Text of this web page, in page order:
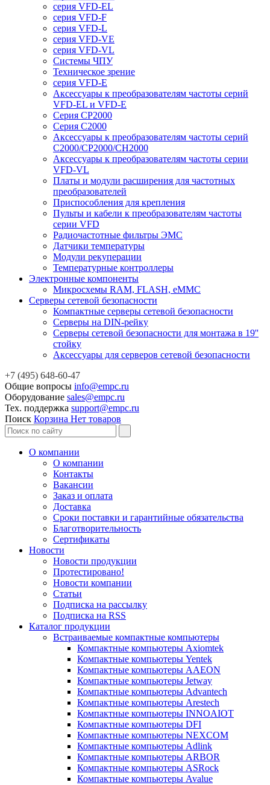
серия VFD-EL
серия VFD-F
серия VFD-L
серия VFD-VE
серия VFD-VL
Системы ЧПУ
Техническое зрение
серия VFD-E
Аксессуары к преобразователям частоты серий
VFD-EL и VFD-E
Серия CP2000
Серия C2000
Аксессуары к преобразователям частоты серий
С2000/CP2000/CH2000
Аксессуары к преобразователям частоты серии
VFD-VL
Платы и модули расширения для частотных
преобразователей
Приспособления для крепления
Пульты и кабели к преобразователям частоты
серии VFD
Радиочастотные фильтры ЭМС
Датчики температуры
Модули рекуперации
Температурные контроллеры
Электронные компоненты
Микросхемы RAM, FLASH, eMMC
Серверы сетевой безопасности
Компактные серверы сетевой безопасности
Серверы на DIN-рейку
Серверы сетевой безопасности для монтажа в 19''
стойку
Аксессуары для серверов сетевой безопасности
+7 (495) 648-60-47
Общие вопросы info@empc.ru
Оборудование sales@empc.ru
Тех. поддержка support@empc.ru
Поиск Корзина Нет товаров
О компании
О компании
Контакты
Вакансии
Заказ и оплата
Доставка
Сроки поставки и гарантийные обязательства
Благотворительность
Сертификаты
Новости
Новости продукции
Протестировано!
Новости компании
Статьи
Подписка на рассылку
Подписка на RSS
Каталог продукции
Встраиваемые компактные компьютеры
Компактные компьютеры Axiomtek
Компактные компьютеры Yentek
Компактные компьютеры AAEON
Компактные компьютеры Jetway
Компактные компьютеры Advantech
Компактные компьютеры Arestech
Компактные компьютеры INNOAIOT
Компактные компьютеры DFI
Компактные компьютеры NEXCOM
Компактные компьютеры Adlink
Компактные компьютеры ARBOR
Компактные компьютеры ASRock
Компактные компьютеры Avalue